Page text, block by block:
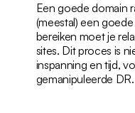
Een goede domain
(meestal) een
bereiken moet je
sites. Dit proces is
inspanning en tijd,
gemanipuleerde DR.